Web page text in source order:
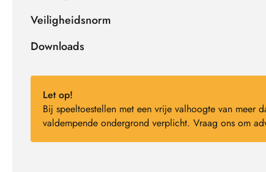
Veiligheidsnorm
Downloads
Let op!
Bij speeltoestellen met een vrije valhoogte van
valdempende ondergrond verplicht. Vraag ons om